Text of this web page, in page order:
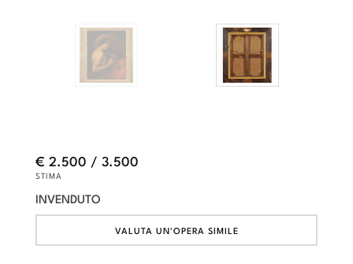
€ 2.500 / 3.500
STIMA
INVENDUTO
VALUTA UN'OPERA SIMILE